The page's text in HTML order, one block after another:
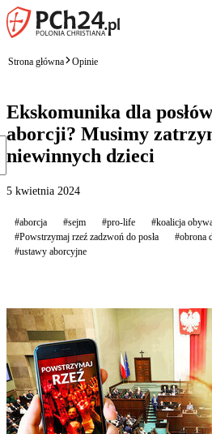
Strona główna Opinie
Ekskomunika dla
aborcji? Musimy
niewinnych dzieci
5 kwietnia 2024
#aborcja #sejm #pro-life
#koalicja
#Powstrzymaj rzeź zadzwoń do posła
#obrona
#ustawy aborcyjne